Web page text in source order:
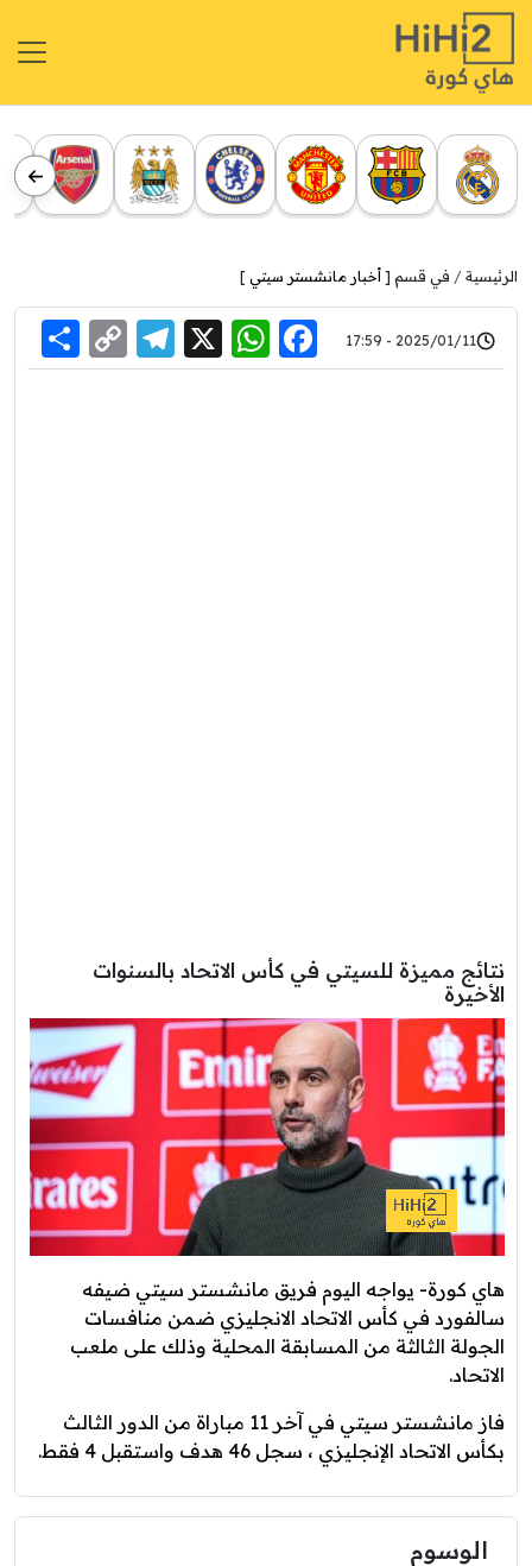
الرئيسية في قسم [ أخبار مانشستر سيتي ]
2025/01/11 - 17:59
Facebook
WhatsApp
X
Link
نتائج مميزة للسيتي في كأس الاتحاد بالسنوات
الأخيرة
هاي كورة- يواجه اليوم فريق مانشستر سيتي ضيفه
سالفورد في كأس الاتحاد الانجليزي ضمن منافسات
الجولة الثالثة من المسابقة المحلية وذلك على ملعب
الاتحاد.
فاز مانشستر سيتي في آخر 11 مباراة من الدور الثالث
بكأس الاتحاد الإنجليزي ، سجل 46 هدف واستقبل 4 فقط.
الوسوم